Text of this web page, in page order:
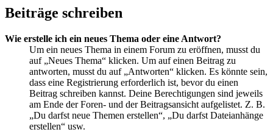
Beiträge schreiben
Wie erstelle ich ein neues Thema oder eine Antwort?
Um ein neues Thema in einem Forum zu eröffnen, musst du
auf „Neues Thema“ klicken. Um auf einen Beitrag zu
antworten, musst du auf „Antworten“ klicken. Es könnte sein,
dass eine Registrierung erforderlich ist, bevor du einen
Beitrag schreiben kannst. Deine Berechtigungen sind jeweils
am Ende der Foren- und der Beitragsansicht aufgelistet. Z. B.
„Du darfst neue Themen erstellen“, „Du darfst Dateianhänge
erstellen“ usw.